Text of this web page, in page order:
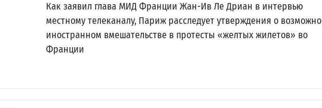
Как заявил глава МИД Франции Жан-Ив Ле Дриан в интервью
местному телеканалу, Париж расследует утверждения о
иностранном вмешательстве в протесты «желтых жилетов» во
Франции